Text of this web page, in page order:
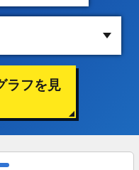
ラフを見